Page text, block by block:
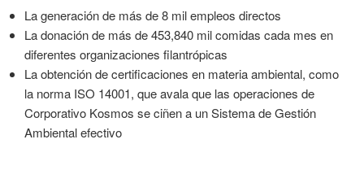
La generación de más de 8 mil empleos directos
La donación de más de 453,840 mil comidas cada mes en
diferentes organizaciones filantrópicas
La obtención de certificaciones en materia ambiental, como
la norma ISO 14001, que avala que las operaciones de
Corporativo Kosmos se ciñen a un Sistema de Gestión
Ambiental efectivo